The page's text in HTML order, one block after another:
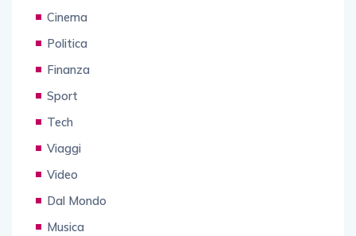
Cinema
Politica
Finanza
Sport
Tech
Viaggi
Video
Dal Mondo
Musica